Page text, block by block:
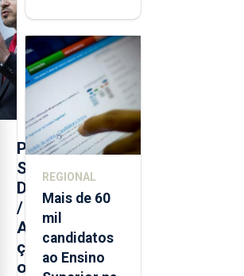
P
S
D
/
A
ç
o
habitacionais
nos Açores
com
investimento
de 65 ME
REGIONAL
Mais de 60
mil
candidatos
ao Ensino